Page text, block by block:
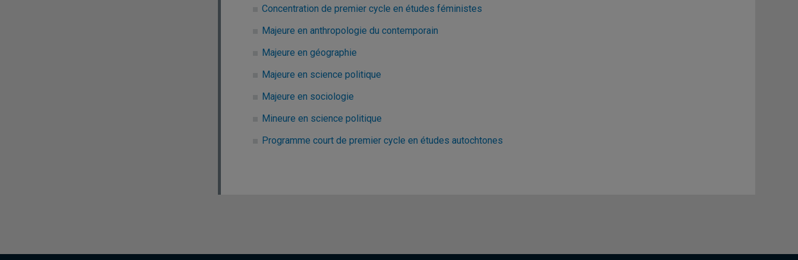
Concentration de premier cycle en études féministes
Majeure en anthropologie du contemporain
Majeure en géographie
Majeure en science politique
Majeure en sociologie
Mineure en science politique
Programme court de premier cycle en études autochtones